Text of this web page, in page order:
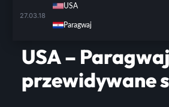
27.03.18
USA
Paragwaj
USA –
przewidywane